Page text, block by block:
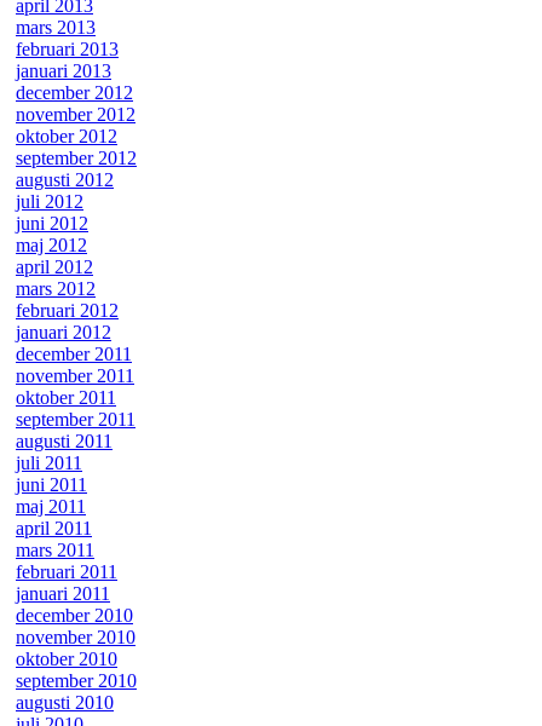
april 2013
mars 2013
februari 2013
januari 2013
december 2012
november 2012
oktober 2012
september 2012
augusti 2012
juli 2012
juni 2012
maj 2012
april 2012
mars 2012
februari 2012
januari 2012
december 2011
november 2011
oktober 2011
september 2011
augusti 2011
juli 2011
juni 2011
maj 2011
april 2011
mars 2011
februari 2011
januari 2011
december 2010
november 2010
oktober 2010
september 2010
augusti 2010